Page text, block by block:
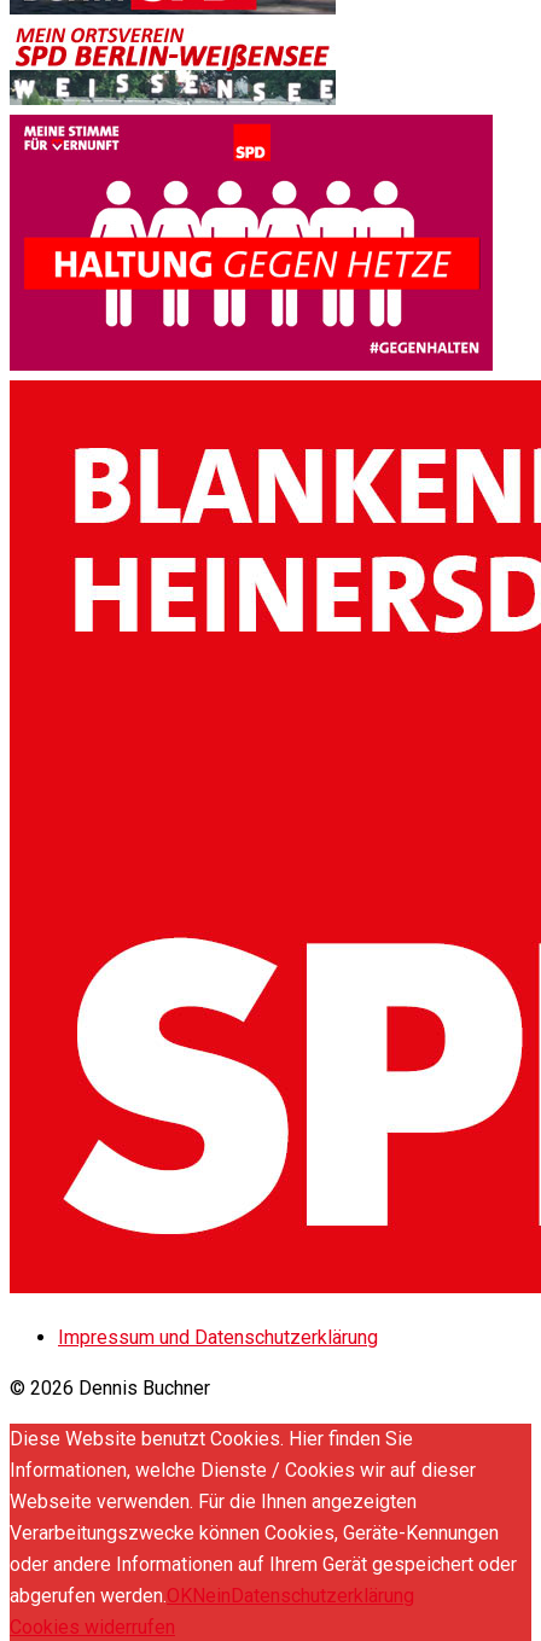
Impressum und Datenschutzerklärung
© 2026 Dennis Buchner
Diese Website benutzt Cookies. Hier finden Sie
Informationen, welche Dienste / Cookies wir auf dieser
Webseite verwenden. Für die Ihnen angezeigten
Verarbeitungszwecke können Cookies, Geräte-Kennungen
oder andere Informationen auf Ihrem Gerät gespeichert oder
abgerufen werden.OKNeinDatenschutzerklärung
Cookies widerrufen